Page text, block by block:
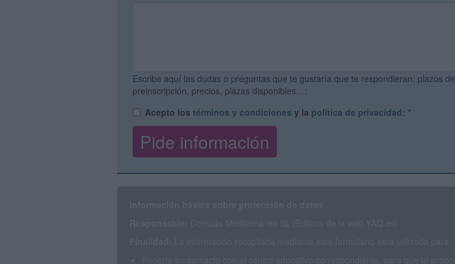
Escribe aquí las dudas o preguntas que te gustaría que te respondieran: plazos de
preinscripción, precios, plazas disponibles…:
Acepto los términos y condiciones y la política de privacidad: *